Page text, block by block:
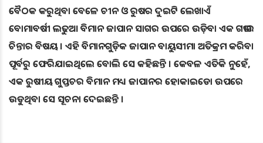
ବୈଠକ କରୁଥିବା ବେଳେ ଚୀନ ଓ ରୁଷର ଦୁଇଟି ଲେଖାଏଁ
ବୋମାବର୍ଷୀ ଲଢୁଆ ବିମାନ ଜାପାନ ସାଗର ଉପରେ ଉଡ଼ିବା ଏକ ଗଭୀର
ଚିନ୍ତାର ବିଷୟ । ଏହି ବିମାନଗୁଡ଼ିକ ଜାପାନ ବାୟୁସୀମା ଅତିକ୍ରମ କରିବା
ପୂର୍ବରୁ ଫେରିଯାଇଥିଲେ ବୋଲି ସେ କହିଛନ୍ତି । କେବଳ ଏତିକି ନୁହେଁ,
ଏକ ରୁଷୀୟ ଗୁପ୍ତଚର ବିମାନ ମଧ୍ୟ ଜାପାନର ହୋକାଇଡୋ ଉପରେ
ଉଡୁଥିବା ସେ ସୂଚନା ଦେଇଛନ୍ତି ।